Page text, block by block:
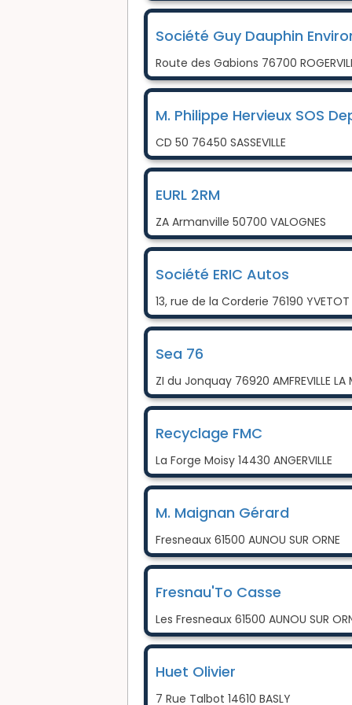
Société Guy Dauphin
Route des Gabions 76700
M. Philippe Hervieux SOS
CD 50 76450 SASSEVILLE
EURL 2RM
ZA Armanville 50700 VALOGNES
Société ERIC Autos
13, rue de la Corderie 76190 YVETOT
Sea 76
ZI du Jonquay 76920 AMFREVILLE LA
Recyclage FMC
La Forge Moisy 14430 ANGERVILLE
M. Maignan Gérard
Fresneaux 61500 AUNOU SUR ORNE
Fresnau'To Casse
Les Fresneaux 61500 AUNOU SUR
Huet Olivier
7 Rue Talbot 14610 BASLY